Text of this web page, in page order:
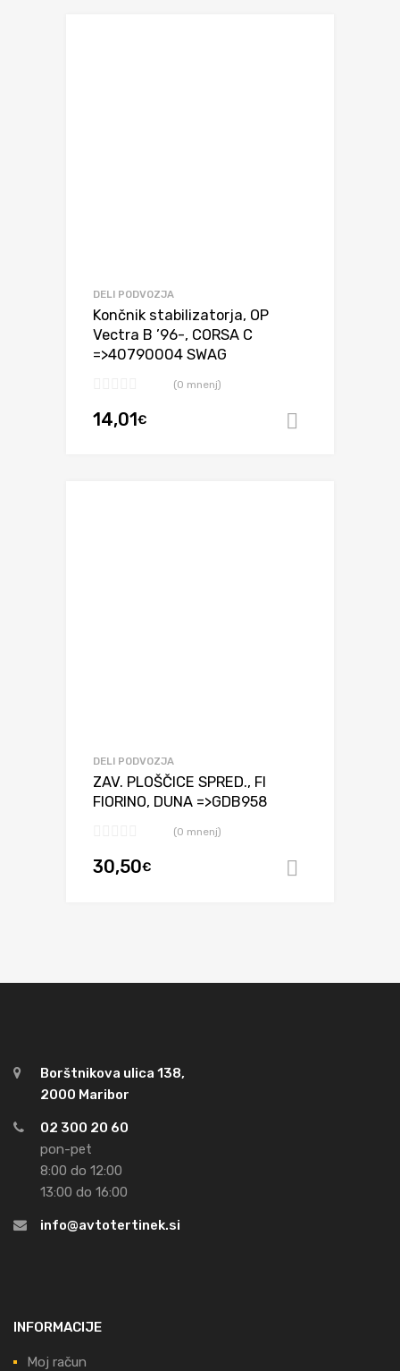
DELI PODVOZJA
Končnik stabilizatorja, OP
Vectra B ’96-, CORSA C
=>40790004 SWAG
(0 mnenj)
14,01 €
DELI PODVOZJA
ZAV. PLOŠČICE SPRED., FI
FIORINO, DUNA =>GDB958
(0 mnenj)
30,50€
Borštnikova ulica 138,
2000 Maribor
02 300 20 60
pon-pet
8:00 do 12:00
13:00 do 16:00
info@avtotertinek.si
INFORMACIJE
Moj račun